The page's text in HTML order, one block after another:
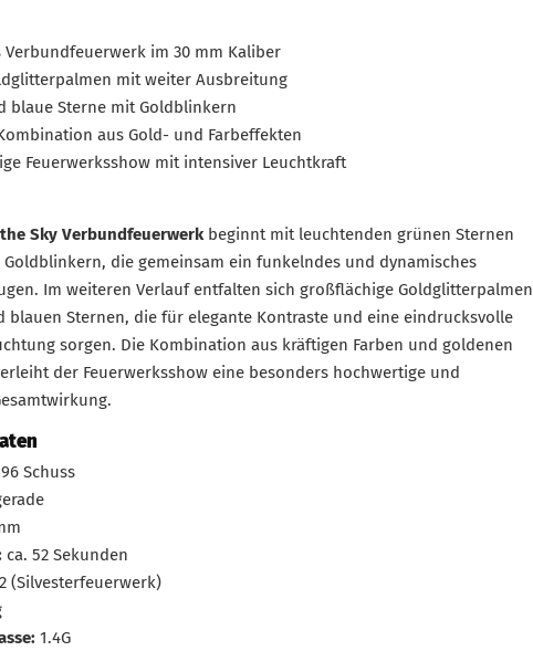
Verbundfeuerwerk im 30 mm Kaliber
mit weiter Ausbreitung
blaue Sterne mit Goldblinkern
aus Gold- und Farbeffekten
Feuerwerksshow mit intensiver Leuchtkraft
Sky Verbundfeuerwerkbeginnt mit leuchtenden grünen Sternen
die gemeinsam ein funkelndes und dynamisches
Im weiteren Verlauf entfalten sich großflächige Goldglitterpalmen
blauen Sternen, die für elegante Kontraste und eine eindrucksvolle
sorgen. Die Kombination aus kräftigen Farben und goldenen
der Feuerwerksshow eine besonders hochwertige und
96 Schuss
ca. 52 Sekunden
(Silvesterfeuerwerk)
1.4G